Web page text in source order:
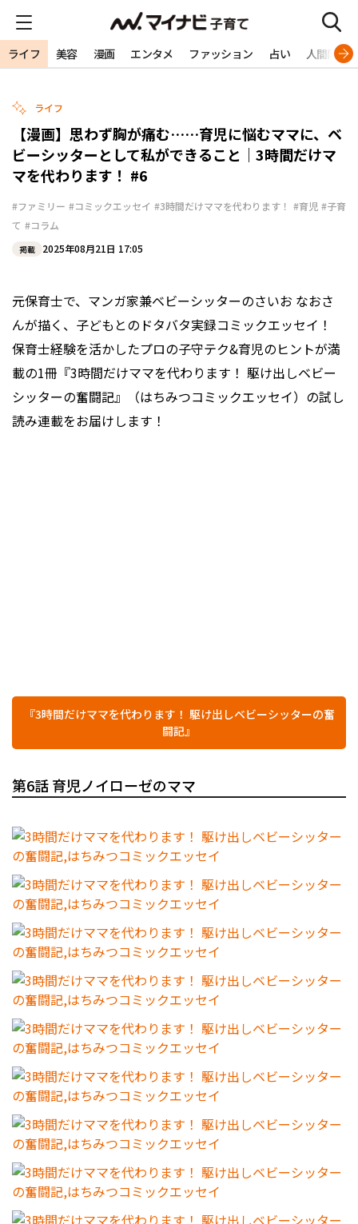
ライフ 美容 漫画 エンタメ ファッション 占い 人間関係
ライフ
【漫画】思わず胸が痛む……育児に悩むママに、ベ
ビーシッターとして私ができること｜3時間だけマ
マを代わります！ #6
#ファミリー #コミックエッセイ #3時間だけママを代わります！ #育児 #子育
て #コラム
掲載 2025年08月21日 17:05
元保育士で、マンガ家兼ベビーシッターのさいお なおさ
んが描く、子どもとのドタバタ実録コミックエッセイ！
保育士経験を活かしたプロの子守テク&育児のヒントが満
載の1冊『3時間だけママを代わります！ 駆け出しベビー
シッターの奮闘記』（はちみつコミックエッセイ）の試し
読み連載をお届けします！
『3時間だけママを代わります！ 駆け出しベビーシッターの奮
闘記』
第6話 育児ノイローゼのママ